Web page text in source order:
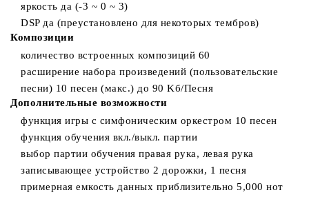
яркость да (-3 ~ 0 ~ 3)
DSP да (преустановлено для некоторых тембров)
Композиции
количество встроенных композиций 60
расширение набора произведений (пользовательские
песни) 10 песен (макс.) до 90 Kб/Песня
Дополнительные возможности
функция игры с симфоническим оркестром 10 песен
функция обучения вкл./выкл. партии
выбор партии обучения правая рука, левая рука
записывающее устройство 2 дорожки, 1 песня
примерная емкость данных приблизительно 5,000 нот